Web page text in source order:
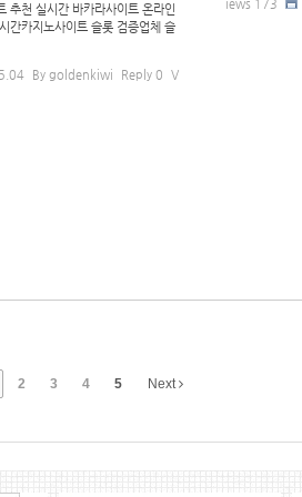
추천 실시간 바카라사이트 온라인
간카지노사이트 슬롯 검증업체 슬
By goldenkiwi Reply 0
V
iews 173
2 3 4 5 Next